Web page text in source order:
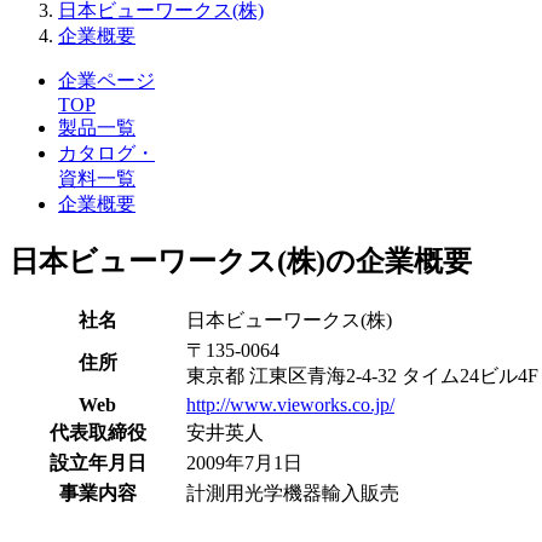
日本ビューワークス(株)
企業概要
企業ページ
TOP
製品一覧
カタログ・
資料一覧
企業概要
日本ビューワークス(株)の企業概要
社名 日本ビューワークス(株)
住所
〒135-0064
東京都 江東区青海2-4-32 タイム24ビル
Web
http://www.vieworks.co.jp/
代表取締役
安井英人
設立年月日
2009年7月1日
事業内容
計測用光学機器輸入販売